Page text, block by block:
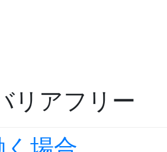
リアフリー